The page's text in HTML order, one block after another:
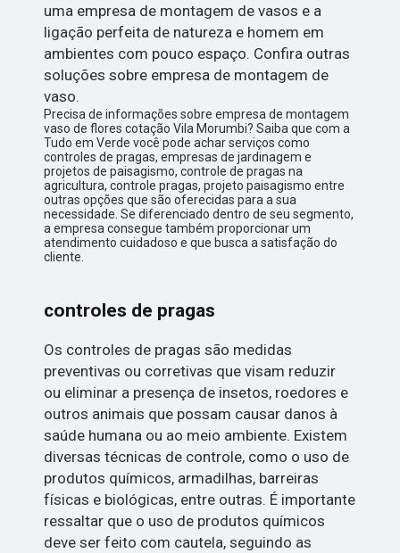
uma empresa de montagem de vasos e a
ligação perfeita de natureza e homem em
ambientes com pouco espaço. Confira outras
soluções sobre empresa de montagem de
vaso.
Precisa de informações sobre empresa de montagem
vaso de flores cotação Vila Morumbi? Saiba que com a
Tudo em Verde você pode achar serviços como
controles de pragas, empresas de jardinagem e
projetos de paisagismo, controle de pragas na
agricultura, controle pragas, projeto paisagismo entre
outras opções que são oferecidas para a sua
necessidade. Se diferenciado dentro de seu segmento,
a empresa consegue também proporcionar um
atendimento cuidadoso e que busca a satisfação do
cliente.
controles de pragas
Os controles de pragas são medidas
preventivas ou corretivas que visam reduzir
ou eliminar a presença de insetos, roedores e
outros animais que possam causar danos à
saúde humana ou ao meio ambiente. Existem
diversas técnicas de controle, como o uso de
produtos químicos, armadilhas, barreiras
físicas e biológicas, entre outras. É importante
ressaltar que o uso de produtos químicos
deve ser feito com cautela, seguindo as